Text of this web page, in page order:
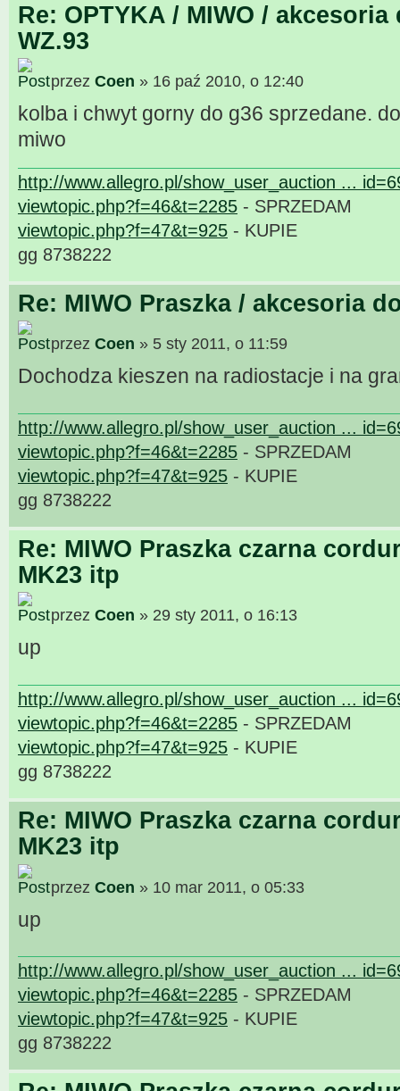
Re: OPTYKA / MIWO / akcesoria
WZ.93
przez Coen » 16 paź 2010, o 12:40
kolba i chwyt gorny do g36 sprzedane.
miwo
http://www.allegro.pl/show_user_auction ...
viewtopic.php?f=46&t=2285 - SPRZEDAM
viewtopic.php?f=47&t=925 - KUPIE
gg 8738222
Re: MIWO Praszka / akcesoria
przez Coen » 5 sty 2011, o 11:59
Dochodza kieszen na radiostacje i na
http://www.allegro.pl/show_user_auction ...
viewtopic.php?f=46&t=2285 - SPRZEDAM
viewtopic.php?f=47&t=925 - KUPIE
gg 8738222
Re: MIWO Praszka czarna
MK23 itp
przez Coen » 29 sty 2011, o 16:13
up
http://www.allegro.pl/show_user_auction ...
viewtopic.php?f=46&t=2285 - SPRZEDAM
viewtopic.php?f=47&t=925 - KUPIE
gg 8738222
Re: MIWO Praszka czarna
MK23 itp
przez Coen » 10 mar 2011, o 05:33
up
http://www.allegro.pl/show_user_auction ...
viewtopic.php?f=46&t=2285 - SPRZEDAM
viewtopic.php?f=47&t=925 - KUPIE
gg 8738222